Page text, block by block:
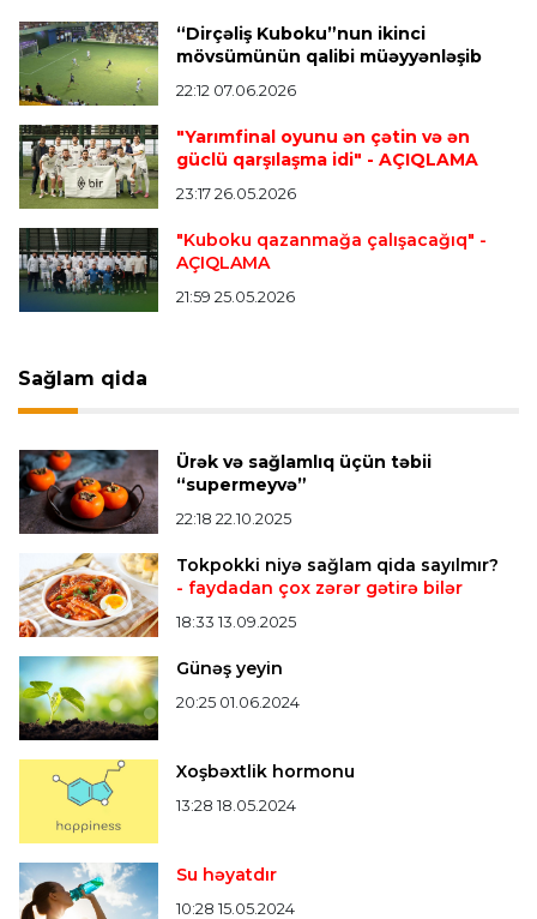
Transfer 22:30 06.08.2026
"Barselona" Xulian Alvares transferindən imtina
etdi
Transfer 22:24 06.08.2026
Rodrinin "Real Madrid"ə keçidinin baş tutmama
səbəbi məlum oldu
İspaniya L.L. 22:18 06.08.2026
Vinisius Junior "Real Madrid"lə yeni müqavilə
Bütün xəbərlər >>>
“Dirçəliş Kuboku”nun ikinci
mövsümünün qalibi müəyyənləşib
22:12 07.06.2026
"Yarımfinal oyunu ən çətin və ən
güclü qarşılaşma idi" - AÇIQLAMA
23:17 26.05.2026
"Kuboku qazanmağa çalışacağıq" -
AÇIQLAMA
21:59 25.05.2026
Sağlam qida
Ürək və sağlamlıq üçün təbii
“supermeyvə”
22:18 22.10.2025
Tokpokki niyə sağlam qida sayılmır?
- faydadan çox zərər gətirə bilər
18:33 13.09.2025
Günəş yeyin
20:25 01.06.2024
Xoşbəxtlik hormonu
13:28 18.05.2024
Su həyatdır
10:28 15.05.2024